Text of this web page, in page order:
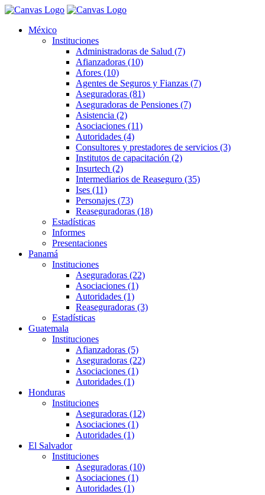
México
Instituciones
Administradoras de Salud (7)
Afianzadoras (10)
Afores (10)
Agentes de Seguros y Fianzas (7)
Aseguradoras (81)
Aseguradoras de Pensiones (7)
Asistencia (2)
Asociaciones (11)
Autoridades (4)
Consultores y prestadores de servicios (3)
Institutos de capacitación (2)
Insurtech (2)
Intermediarios de Reaseguro (35)
Ises (11)
Personajes (73)
Reaseguradoras (18)
Estadísticas
Informes
Presentaciones
Panamá
Instituciones
Aseguradoras (22)
Asociaciones (1)
Autoridades (1)
Reaseguradoras (3)
Estadísticas
Guatemala
Instituciones
Afianzadoras (5)
Aseguradoras (22)
Asociaciones (1)
Autoridades (1)
Honduras
Instituciones
Aseguradoras (12)
Asociaciones (1)
Autoridades (1)
El Salvador
Instituciones
Aseguradoras (10)
Asociaciones (1)
Autoridades (1)